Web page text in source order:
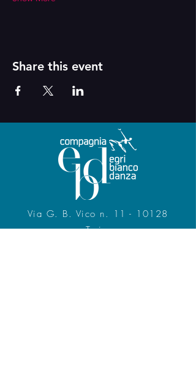
Share this event
Via G. B. Vico n. 11 - 10128
Turin